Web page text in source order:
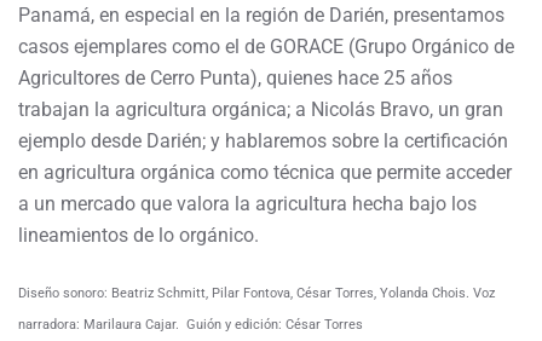
Panamá, en especial en la región de Darién, presentamos
casos ejemplares como el de GORACE (Grupo Orgánico de
Agricultores de Cerro Punta), quienes hace 25 años
trabajan la agricultura orgánica; a Nicolás Bravo, un gran
ejemplo desde Darién; y hablaremos sobre la certificación
en agricultura orgánica como técnica que permite acceder
a un mercado que valora la agricultura hecha bajo los
lineamientos de lo orgánico.
Diseño sonoro: Beatriz Schmitt, Pilar Fontova, César Torres, Yolanda Chois. Voz
narradora: Marilaura Cajar. Guión y edición: César Torres